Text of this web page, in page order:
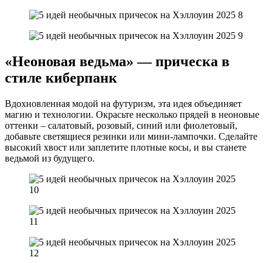
«Неоновая ведьма» — прическа в
стиле киберпанк
Вдохновленная модой на футуризм, эта идея объединяет
магию и технологии. Окрасьте несколько прядей в неоновые
оттенки – салатовый, розовый, синий или фиолетовый,
добавьте светящиеся резинки или мини-лампочки. Сделайте
высокий хвост или заплетите плотные косы, и вы станете
ведьмой из будущего.